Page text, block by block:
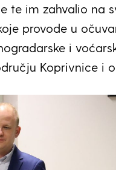
te im zahvalio na
provode u
i
Koprivnice i